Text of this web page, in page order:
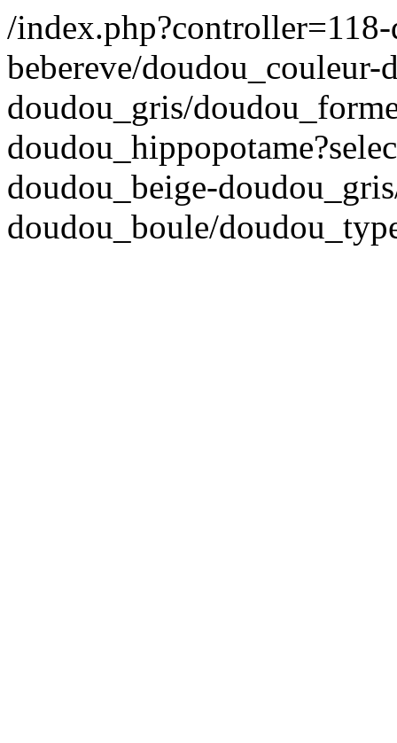
/
bebereve/doudou_couleur-
doudou_gris/
doudou_beige-
doudou_boule/